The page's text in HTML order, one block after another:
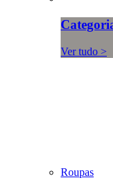
Ver tudo >
Roupas